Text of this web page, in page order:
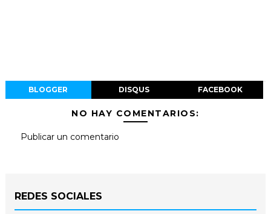
BLOGGER DISQUS FACEBOOK
NO HAY COMENTARIOS:
Publicar un comentario
REDES SOCIALES